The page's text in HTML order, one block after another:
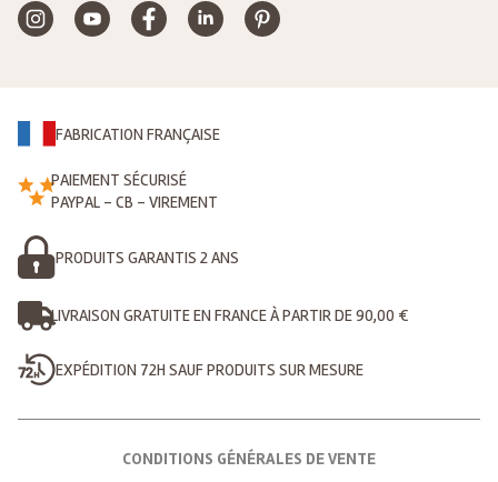
FABRICATION FRANÇAISE
PAIEMENT SÉCURISÉ
PAYPAL - CB - VIREMENT
PRODUITS GARANTIS 2 ANS
LIVRAISON GRATUITE EN FRANCE À PARTIR DE 90,00 €
EXPÉDITION 72H SAUF PRODUITS SUR MESURE
CONDITIONS GÉNÉRALES DE VENTE